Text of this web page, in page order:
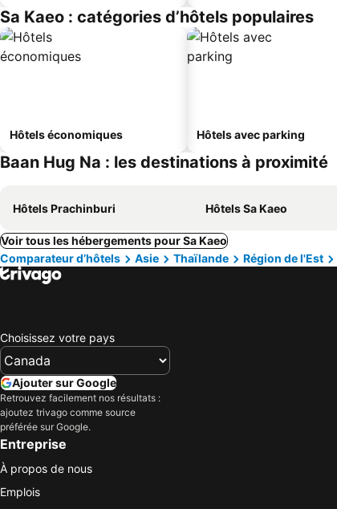
Sa Kaeo : catégories d’hôtels populaires
Hôtels économiques Hôtels avec parking
Baan Hug Na : les destinations à proximité
Hôtels Prachinburi Hôtels Sa Kaeo
Voir tous les hébergements pour Sa Kaeo
Comparateur d’hôtels
Asie Thaïlande Région de l'Est
Choisissez votre pays
Ajouter sur Google
Retrouvez facilement nos résultats :
ajoutez trivago comme source
préférée sur Google.
Entreprise
À propos de nous
Emplois